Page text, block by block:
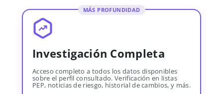
MÁS PROFUNDIDAD
Investigación Completa
Acceso completo a todos los datos disponibles
sobre el perfil consultado. Verificación en listas
PEP, noticias de riesgo, historial de cambios, y más.